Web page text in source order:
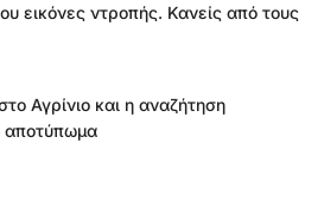
εικόνες ντροπής. Κανείς από τους
Αγρίνιο και η αναζήτηση
αποτύπωμα